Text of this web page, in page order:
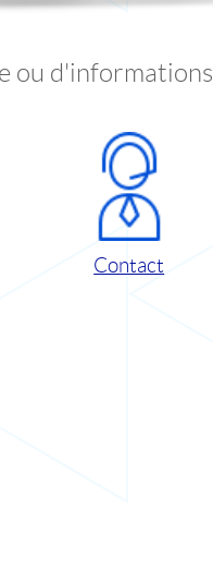
ou d'informations
Contact